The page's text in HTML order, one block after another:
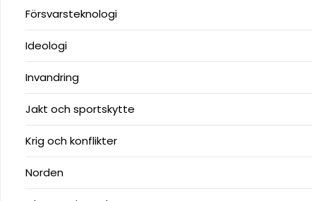
Försvarsteknologi
Ideologi
Invandring
Jakt och sportskytte
Krig och konflikter
Norden